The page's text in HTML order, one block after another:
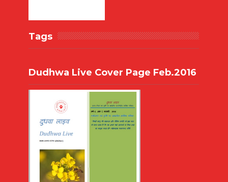
Tags
Dudhwa Live Cover Page Feb.2016